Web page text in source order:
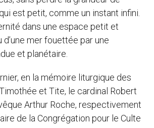
est petit, comme un instant infini.
dans une espace petit et
mer fouettée par une
et planétaire.
en la mémoire liturgique des
et Tite, le cardinal Robert
Arthur Roche, respectivement
de la Congrégation pour le Culte